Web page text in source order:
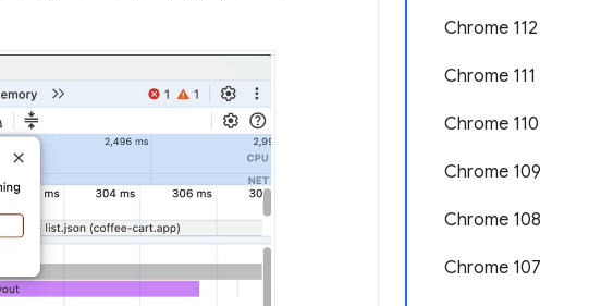
Chrome 112
Chrome 111
Chrome 110
Chrome 109
Chrome 108
Chrome 107